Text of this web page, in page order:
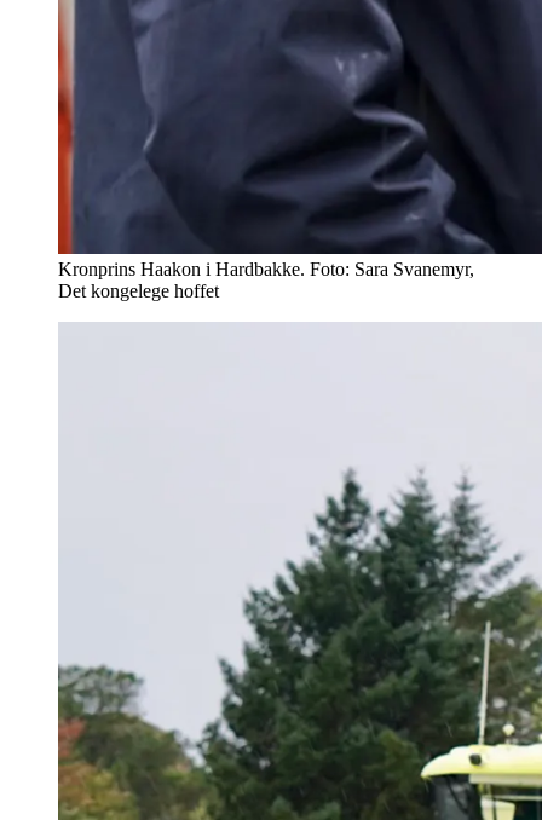
Kronprins Haakon i Hardbakke. Foto: Sara Svanemyr,
Det kongelege hoffet